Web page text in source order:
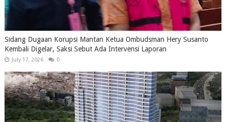
Sidang Dugaan Korupsi Mantan Ketua Ombudsman Hery Susanto
Kembali Digelar, Saksi Sebut Ada Intervensi Laporan
July 17, 2026 0